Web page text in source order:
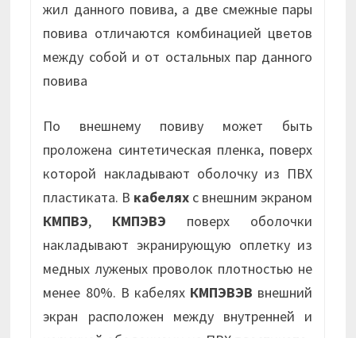
жил данного повива, а две смежные пары
повива отличаются комбинацией цветов
между собой и от остальных пар данного
повива
По внешнему повиву может быть
проложена синтетическая пленка, поверх
которой накладывают оболочку из ПВХ
пластиката. В кабелях с внешним экраном
КМПВЭ, КМПЭВЭ поверх оболочки
накладывают экранирующую оплетку из
медных луженых проволок плотностью не
менее 80%. В кабелях КМПЭВЭВ внешний
экран расположен между внутренней и